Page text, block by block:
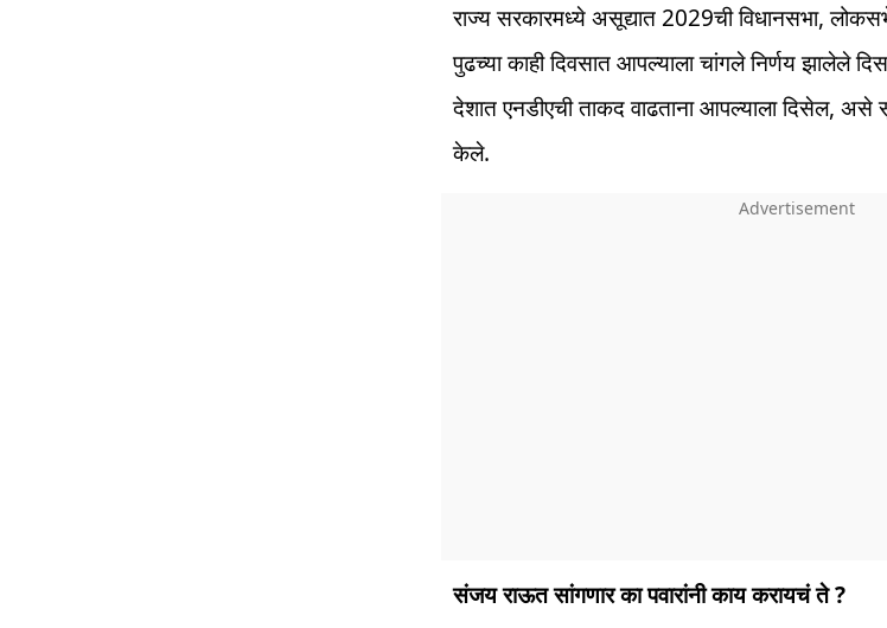
राज्य सरकारमध्ये असूद्यात 2029ची विधानसभा,
पुढच्या काही दिवसात आपल्याला चांगले निर्णय झालेले
देशात एनडीएची ताकद वाढताना आपल्याला दिसेल,
केले.
संजय राऊत सांगणार का पवारांनी काय करायचं ते ?